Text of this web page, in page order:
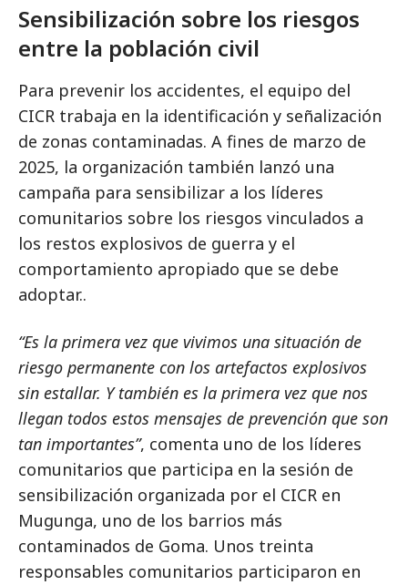
Sensibilización sobre los riesgos
entre la población civil
Para prevenir los accidentes, el equipo del
CICR trabaja en la identificación y señalización
de zonas contaminadas. A fines de marzo de
2025, la organización también lanzó una
campaña para sensibilizar a los líderes
comunitarios sobre los riesgos vinculados a
los restos explosivos de guerra y el
comportamiento apropiado que se debe
adoptar..
“Es la primera vez que vivimos una situación de
riesgo permanente con los artefactos explosivos
sin estallar. Y también es la primera vez que nos
llegan todos estos mensajes de prevención que son
tan importantes”, comenta uno de los líderes
comunitarios que participa en la sesión de
sensibilización organizada por el CICR en
Mugunga, uno de los barrios más
contaminados de Goma. Unos treinta
responsables comunitarios participaron en